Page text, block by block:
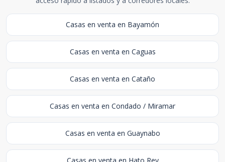
Casas en venta en Bayamón
Casas en venta en Caguas
Casas en venta en Cataño
Casas en venta en Condado / Miramar
Casas en venta en Guaynabo